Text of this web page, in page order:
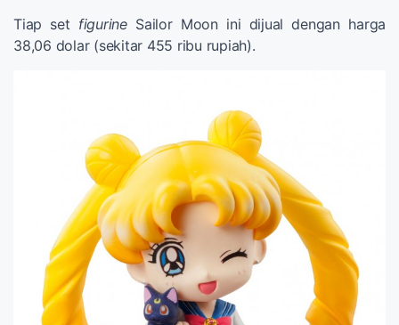
Tiap set figurineSailor Moon ini dijual dengan harga
38,06 dolar (sekitar 455 ribu rupiah).